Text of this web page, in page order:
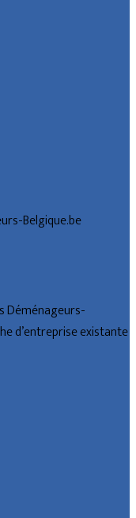
Belgique.be
Déménageurs-
d’entreprise existante